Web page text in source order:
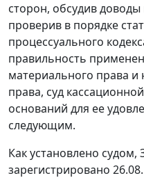
сторон, обсудив
проверив в порядке
процессуального
правильность
материального права
права, суд
оснований для ее
следующим.
Как установлено
зарегистрировано